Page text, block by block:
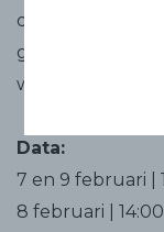
duels, verraad,
gestolen
wijn: het
Data:
7 en 9 februari |
8 februari |